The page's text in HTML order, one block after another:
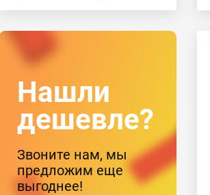
Нашли
дешевле?
Звоните нам, мы
предложим еще
выгоднее!